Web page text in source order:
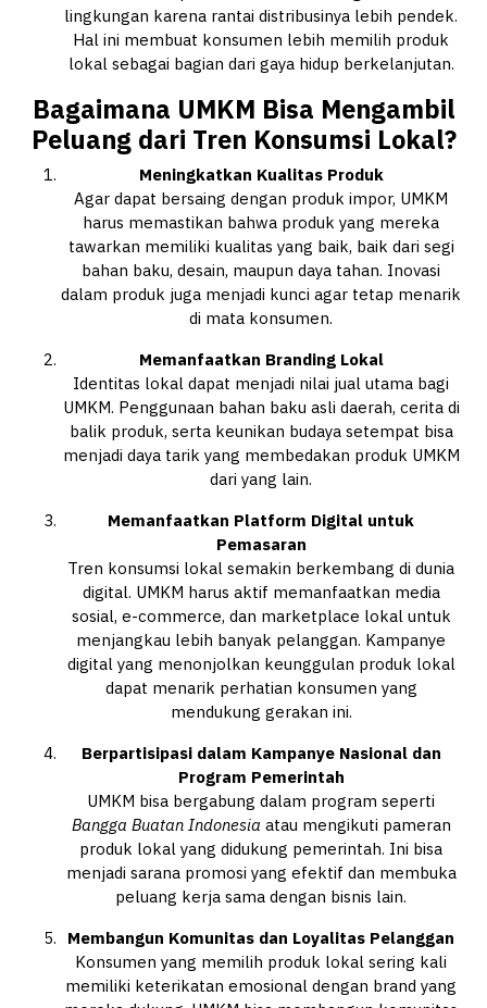
lingkungan karena rantai distribusinya lebih pendek.
Hal ini membuat konsumen lebih memilih produk
lokal sebagai bagian dari gaya hidup berkelanjutan.
Bagaimana UMKM Bisa Mengambil
Peluang dari Tren Konsumsi Lokal?
Meningkatkan Kualitas Produk
Agar dapat bersaing dengan produk impor, UMKM
harus memastikan bahwa produk yang mereka
tawarkan memiliki kualitas yang baik, baik dari segi
bahan baku, desain, maupun daya tahan. Inovasi
dalam produk juga menjadi kunci agar tetap menarik
di mata konsumen.
Memanfaatkan Branding Lokal
Identitas lokal dapat menjadi nilai jual utama bagi
UMKM. Penggunaan bahan baku asli daerah, cerita di
balik produk, serta keunikan budaya setempat bisa
menjadi daya tarik yang membedakan produk UMKM
dari yang lain.
Memanfaatkan Platform Digital untuk
Pemasaran
Tren konsumsi lokal semakin berkembang di dunia
digital. UMKM harus aktif memanfaatkan media
sosial, e-commerce, dan marketplace lokal untuk
menjangkau lebih banyak pelanggan. Kampanye
digital yang menonjolkan keunggulan produk lokal
dapat menarik perhatian konsumen yang
mendukung gerakan ini.
Berpartisipasi dalam Kampanye Nasional dan
Program Pemerintah
UMKM bisa bergabung dalam program seperti
Bangga Buatan Indonesia atau mengikuti pameran
produk lokal yang didukung pemerintah. Ini bisa
menjadi sarana promosi yang efektif dan membuka
peluang kerja sama dengan bisnis lain.
Membangun Komunitas dan Loyalitas Pelanggan
Konsumen yang memilih produk lokal sering kali
memiliki keterikatan emosional dengan brand yang